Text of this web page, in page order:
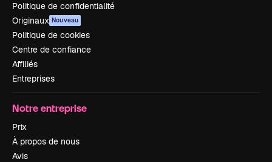
Politique de confidentialité
Originaux Nouveau
Politique de cookies
Centre de confiance
Affiliés
Entreprises
Notre entreprise
Prix
À propos de nous
Avis